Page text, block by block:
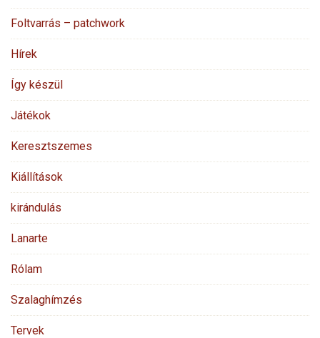
Foltvarrás – patchwork
Hírek
Így készül
Játékok
Keresztszemes
Kiállítások
kirándulás
Lanarte
Rólam
Szalaghímzés
Tervek